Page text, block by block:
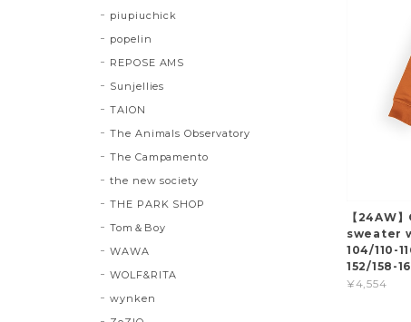
【24AW
sweater
104/110-
152/158-
¥4,554
piupiuchick
popelin
REPOSE AMS
Sunjellies
TAION
The Animals Observatory
The Campamento
the new society
THE PARK SHOP
Tom＆Boy
WAWA
WOLF&RITA
wynken